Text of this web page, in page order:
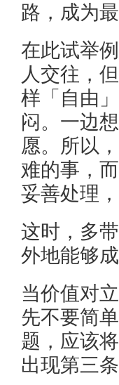
路，成为
在此试举
人交往，
样「自由
闷。一边
愿。所以
难的事，
妥善处理
这时，多
外地能够
当价值对
先不要简
题，应该
出现第三条